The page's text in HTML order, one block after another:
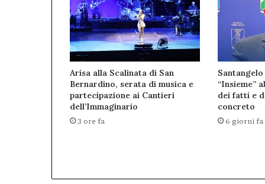
Arisa alla Scalinata di San
Bernardino, serata di musica e
partecipazione ai Cantieri
dell’Immaginario
3 ore fa
“Insieme”
dei fatti e
concreto
6 giorni fa